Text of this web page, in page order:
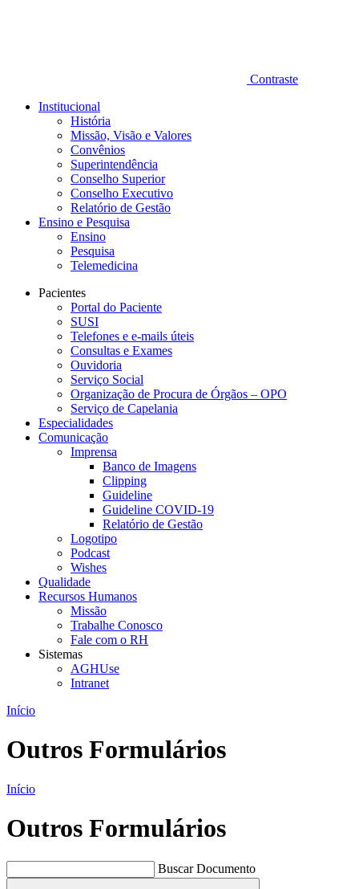
Contraste
Institucional
História
Missão, Visão e Valores
Convênios
Superintendência
Conselho Superior
Conselho Executivo
Relatório de Gestão
Ensino e Pesquisa
Ensino
Pesquisa
Telemedicina
Pacientes
Portal do Paciente
SUSI
Telefones e e-mails úteis
Consultas e Exames
Ouvidoria
Serviço Social
Organização de Procura de Órgãos – OPO
Serviço de Capelania
Especialidades
Comunicação
Imprensa
Banco de Imagens
Clipping
Guideline
Guideline COVID-19
Relatório de Gestão
Logotipo
Podcast
Wishes
Qualidade
Recursos Humanos
Missão
Trabalhe Conosco
Fale com o RH
Sistemas
AGHUse
Intranet
Início
Outros Formulários
Início
Outros Formulários
Buscar Documento